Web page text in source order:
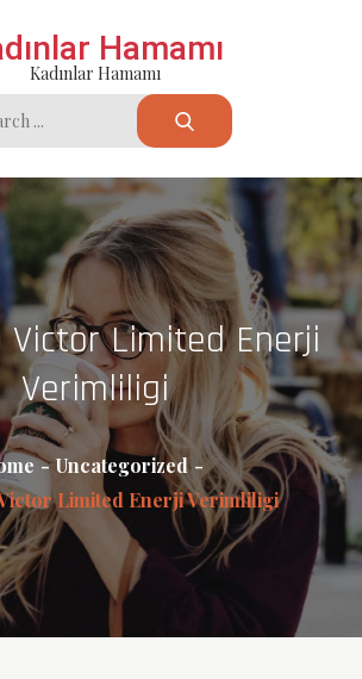
Hamamı
Kadınlar Hamamı
Limited Enerji
Verimliligi
Uncategorized
Limited Enerji Verimliligi